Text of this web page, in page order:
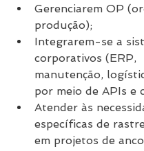
Gerenciarem OP
produção);
Integrarem-se a
corporativos (ERP,
manutenção,
por meio de APIs e
Atender às
específicas de
em projetos de